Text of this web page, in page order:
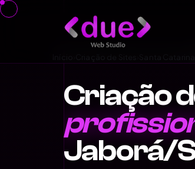
Criação
Jaborá/